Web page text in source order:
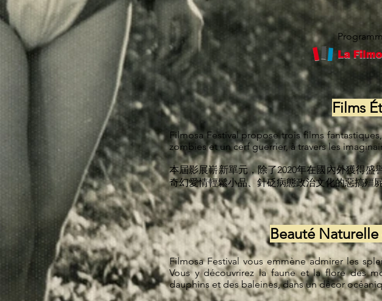
Films
Filmosa Festival propose trois films
zombies et un cerf guerrier, à travers les
本屆影展嶄新單元，除了2020年在國內外獲得
奇幻愛情輕鬆小品、針砭病態政治文化的惡搞殭
Beauté
Filmosa Festival vous emmène admirer les
Vous y découvrirez la faune et la flore des
dauphins et des baleines, dans un décor